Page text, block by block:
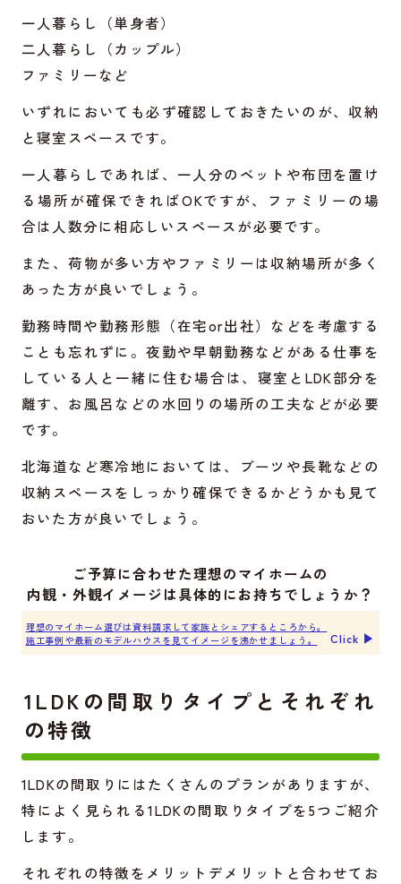
一人暮らし（単身者）
二人暮らし（カップル）
ファミリーなど
いずれにおいても必ず確認しておきたいのが、収納
と寝室スペースです。
一人暮らしであれば、一人分のベットや布団を置け
る場所が確保できればOKですが、ファミリーの場
合は人数分に相応しいスペースが必要です。
また、荷物が多い方やファミリーは収納場所が多く
あった方が良いでしょう。
勤務時間や勤務形態（在宅or出社）などを考慮する
ことも忘れずに。夜勤や早朝勤務などがある仕事を
している人と一緒に住む場合は、寝室とLDK部分を
離す、お風呂などの水回りの場所の工夫などが必要
です。
北海道など寒冷地においては、ブーツや長靴などの
収納スペースをしっかり確保できるかどうかも見て
おいた方が良いでしょう。
ご予算に合わせた理想のマイホームの
内観・外観イメージは具体的にお持ちでしょうか？
理想のマイホーム選びは資料請求して家族とシェアするところから。
施工事例や最新のモデルハウスを見てイメージを沸かせましょう。
Click ▶︎
1LDKの間取りタイプとそれぞれ
の特徴
1LDKの間取りにはたくさんのプランがありますが、
特によく見られる1LDKの間取りタイプを5つご紹介
します。
それぞれの特徴をメリットデメリットと合わせてお